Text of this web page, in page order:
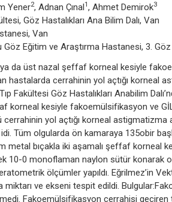
Yener2, Adnan Çınal1 , Ahmet Demirok3
Göz Hastalıkları Ana Bilim Dalı, Van
Van
Göz Eğitim ve Araştırma Hastanesi, 3.
da üst nazal şeffaf korneal kesiyle
hastalarda cerrahinin yol açtığı korneal
Fakültesi Göz Hastalıkları Anabilim
korneal kesiyle fakoemülsifikasyon ve
cerrahinin yol açtığı korneal astigmatizma
idi. Tüm olgularda ön kamaraya 135obir
metal bıçakla iki aşamalı şeffaf korneal
10-0 monoflaman naylon sütür konarak
ölçümler yapıldı. Eğrilmez’in
miktarı ve ekseni tespit edildi.
Fakoemülsifikasyon cerrahisi